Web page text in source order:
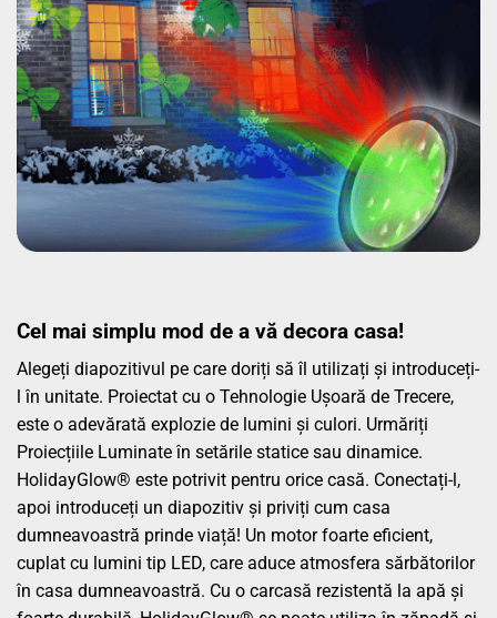
Cel mai simplu mod de a vă decora casa!
Alegeți diapozitivul pe care doriți să îl utilizați și introduceți-
l în unitate. Proiectat cu o Tehnologie Ușoară de Trecere,
este o adevărată explozie de lumini și culori. Urmăriți
Proiecțiile Luminate în setările statice sau dinamice.
HolidayGlow® este potrivit pentru orice casă. Conectați-l,
apoi introduceți un diapozitiv și priviți cum casa
dumneavoastră prinde viață! Un motor foarte eficient,
cuplat cu lumini tip LED, care aduce atmosfera sărbătorilor
în casa dumneavoastră. Cu o carcasă rezistentă la apă și